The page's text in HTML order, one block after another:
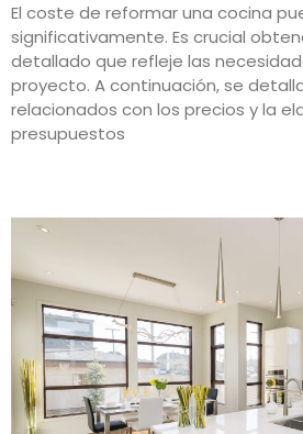
El coste de reformar una cocina
significativamente. Es crucial
detallado que refleje las
proyecto. A continuación, se
relacionados con los precios y la
presupuestos